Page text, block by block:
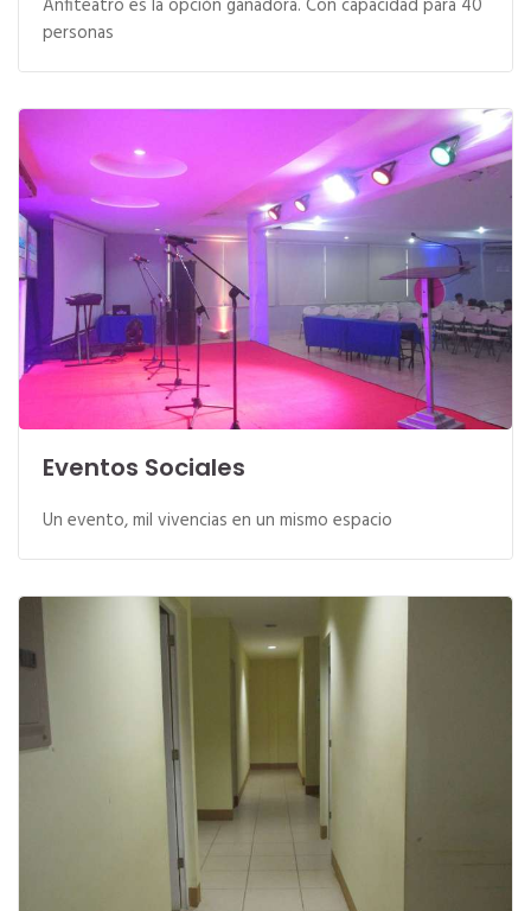
personas
Eventos Sociales
Un evento, mil vivencias en un mismo espacio